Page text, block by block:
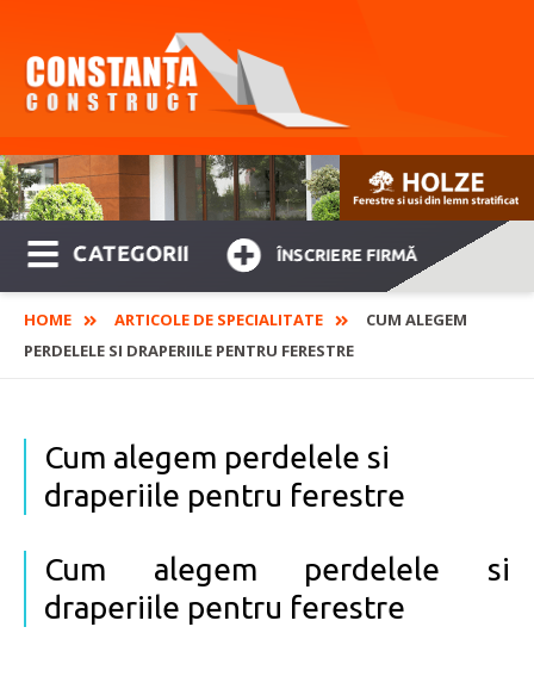
CATEGORII ÎNSCRIERE FIRMĂ
HOME ARTICOLE DE SPECIALITATE
CUM ALEGEM
PERDELELE SI DRAPERIILE PENTRU FERESTRE
Cum alegem perdelele si
draperiile pentru ferestre
Cum alegem perdelele si
draperiile pentru ferestre